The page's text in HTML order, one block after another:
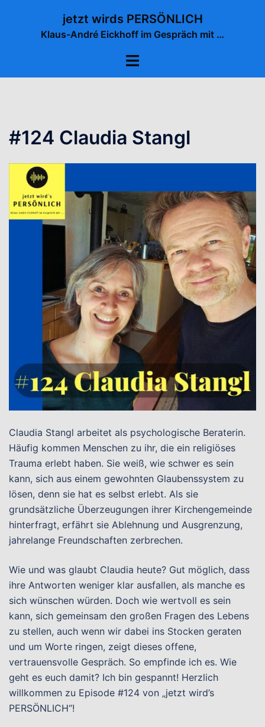
jetzt wirds PERSÖNLICH
Klaus-André Eickhoff im Gespräch mit …
Menü
#124 Claudia Stangl
Claudia Stangl arbeitet als psychologische Beraterin.
Häufig kommen Menschen zu ihr, die ein religiöses
Trauma erlebt haben. Sie weiß, wie schwer es sein
kann, sich aus einem gewohnten Glaubenssystem zu
lösen, denn sie hat es selbst erlebt. Als sie
grundsätzliche Überzeugungen ihrer Kirchengemeinde
hinterfragt, erfährt sie Ablehnung und Ausgrenzung,
jahrelange Freundschaften zerbrechen.
Wie und was glaubt Claudia heute? Gut möglich, dass
ihre Antworten weniger klar ausfallen, als manche es
sich wünschen würden. Doch wie wertvoll es sein
kann, sich gemeinsam den großen Fragen des Lebens
zu stellen, auch wenn wir dabei ins Stocken geraten
und um Worte ringen, zeigt dieses offene,
vertrauensvolle Gespräch. So empfinde ich es. Wie
geht es euch damit? Ich bin gespannt! Herzlich
willkommen zu Episode #124 von „jetzt wird’s
PERSÖNLICH“!